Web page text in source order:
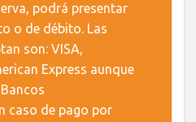
podrá presentar
o de débito. Las
son: VISA,
Express aunque
caso de pago por